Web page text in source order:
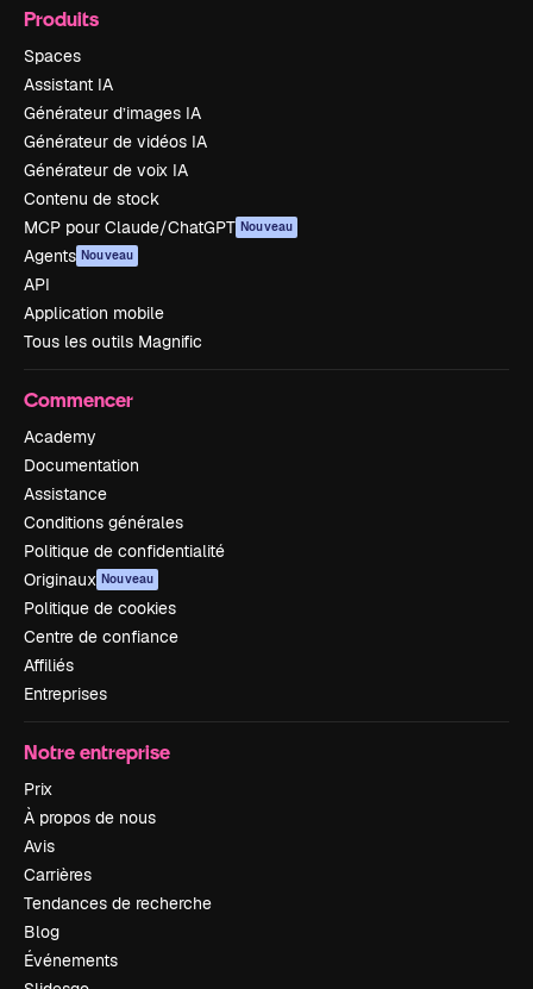
Produits
Spaces
Assistant IA
Générateur d’images IA
Générateur de vidéos IA
Générateur de voix IA
Contenu de stock
MCP pour Claude/ChatGPT Nouveau
Agents Nouveau
API
Application mobile
Tous les outils Magnific
Commencer
Academy
Documentation
Assistance
Conditions générales
Politique de confidentialité
Originaux Nouveau
Politique de cookies
Centre de confiance
Affiliés
Entreprises
Notre entreprise
Prix
À propos de nous
Avis
Carrières
Tendances de recherche
Blog
Événements